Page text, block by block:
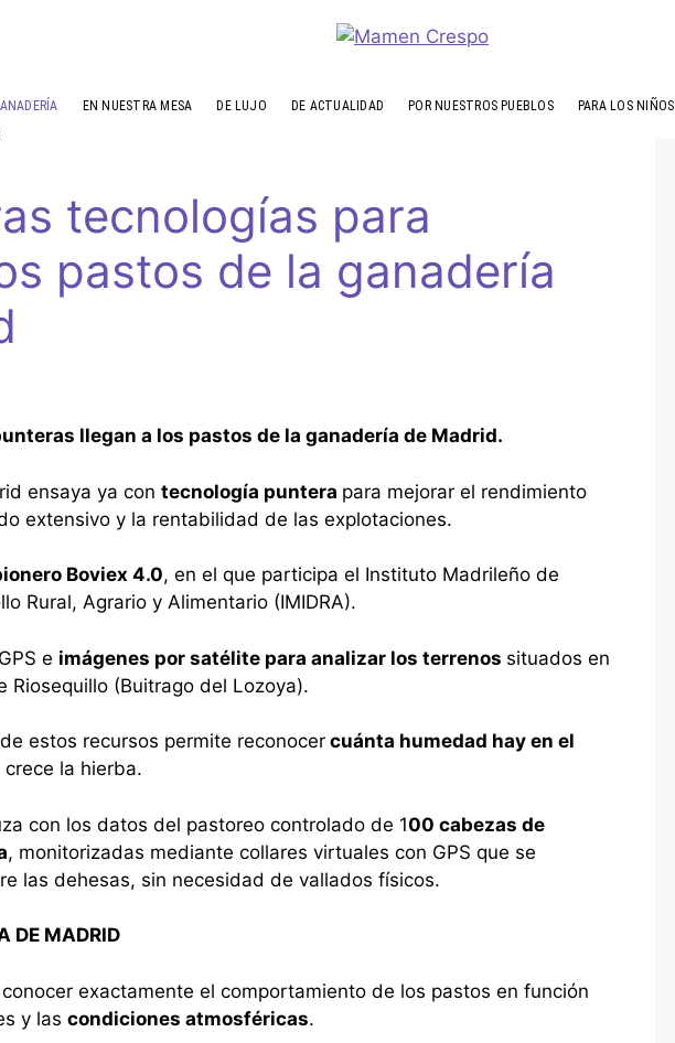
EN NUESTRA MESA DE LUJO DE ACTUALIDAD POR NUESTROS PUEBLOS PARA LOS NIÑOS
tecnologías para
pastos de la ganadería
llegan a los pastos de la ganadería de Madrid.
ensaya ya con tecnología puntera para mejorar el rendimiento
extensivo y la rentabilidad de las explotaciones.
Boviex 4.0, en el que participa el Instituto Madrileño de
Rural, Agrario y Alimentario (IMIDRA).
e imágenes por satélite para analizar los terrenos situados en
Riosequillo (Buitrago del Lozoya).
estos recursos permite reconocer cuánta humedad hay en el
la hierba.
con los datos del pastoreo controlado de 100 cabezas de
, monitorizadas mediante collares virtuales con GPS que se
las dehesas, sin necesidad de vallados físicos.
DE MADRID
exactamente el comportamiento de los pastos en función
y las condiciones atmosféricas.